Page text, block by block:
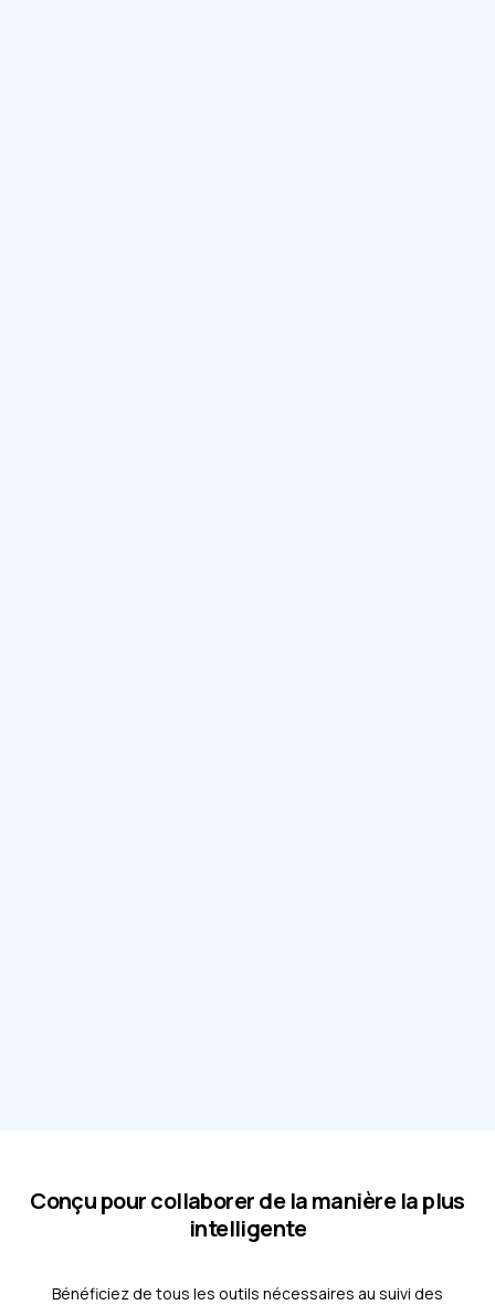
Conçu pour collaborer de la manière la plus
intelligente
Bénéficiez de tous les outils nécessaires au suivi des